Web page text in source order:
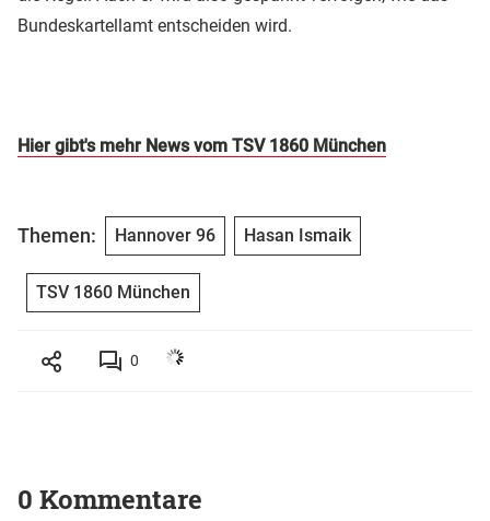
Bundeskartellamt entscheiden wird.
Hier gibt's mehr News vom TSV 1860 München
Themen: Hannover 96 Hasan Ismaik
TSV 1860 München
0
0 Kommentare